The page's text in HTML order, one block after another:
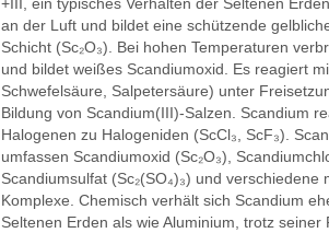
+III, ein typisches Verhalten der Seltenen
an der Luft und bildet eine schützende
Schicht (Sc₂O₃). Bei hohen Temperaturen
und bildet weißes Scandiumoxid. Es reagiert
Schwefelsäure, Salpetersäure) unter
Bildung von Scandium(III)-Salzen. Scandium
Halogenen zu Halogeniden (ScCl₃, ScF₃).
umfassen Scandiumoxid (Sc₂O₃),
Scandiumsulfat (Sc₂(SO₄)₃) und verschiedene
Komplexe. Chemisch verhält sich Scandium
Seltenen Erden als wie Aluminium, trotz seiner